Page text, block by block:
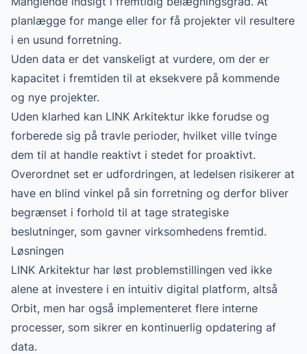
planlægge for mange eller for få projekter vil resultere
i en usund forretning.
Uden data er det vanskeligt at vurdere, om der er
kapacitet i fremtiden til at eksekvere på kommende
og nye projekter.
Uden klarhed kan LINK Arkitektur ikke forudse og
forberede sig på travle perioder, hvilket ville tvinge
dem til at handle reaktivt i stedet for proaktivt.
Overordnet set er udfordringen, at ledelsen risikerer at
have en blind vinkel på sin forretning og derfor bliver
begrænset i forhold til at tage strategiske
beslutninger, som gavner virksomhedens fremtid.
Løsningen
LINK Arkitektur har løst problemstillingen ved ikke
alene at investere i en intuitiv digital platform, altså
Orbit, men har også implementeret flere interne
processer, som sikrer en kontinuerlig opdatering af
data.